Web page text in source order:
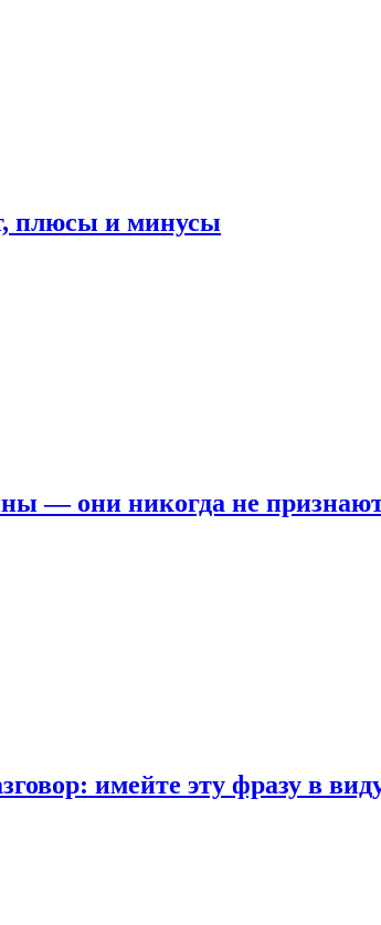
плюсы и минусы
— они никогда не
имейте эту фразу в